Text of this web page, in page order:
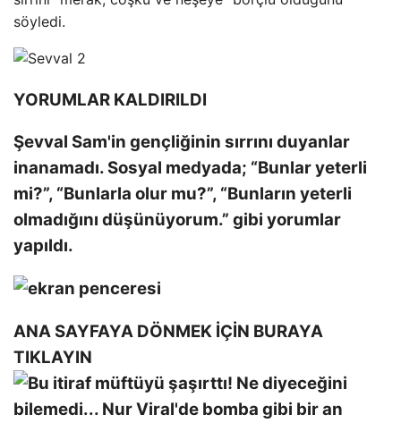
söyledi.
YORUMLAR KALDIRILDI
Şevval Sam'in gençliğinin sırrını duyanlar
inanamadı. Sosyal medyada; “Bunlar yeterli
mi?”, “Bunlarla olur mu?”, “Bunların yeterli
olmadığını düşünüyorum.” gibi yorumlar
yapıldı.
ANA SAYFAYA DÖNMEK İÇİN BURAYA
TIKLAYIN